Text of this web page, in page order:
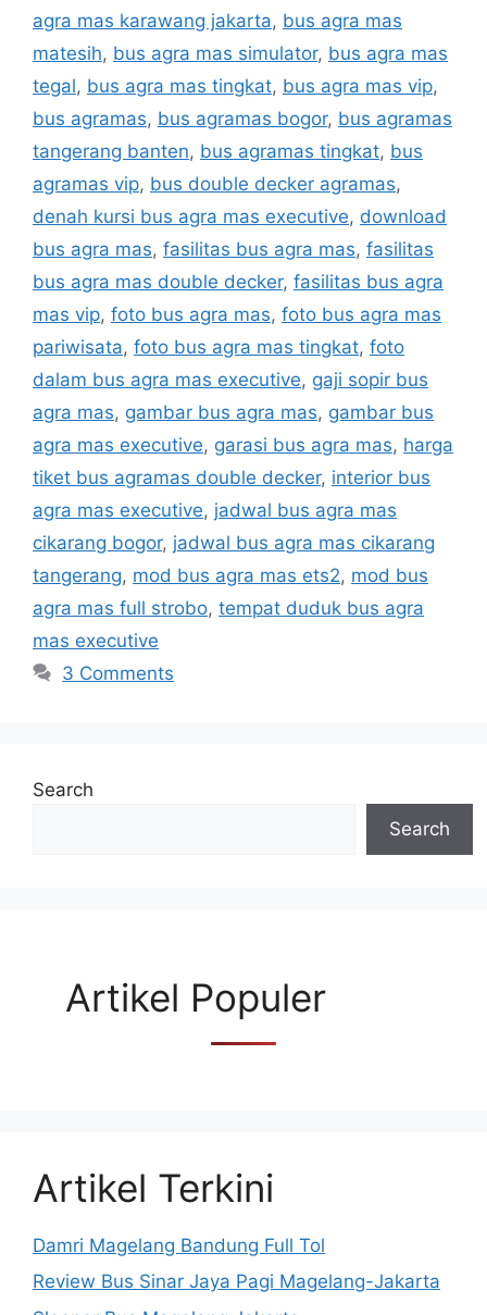
agra mas karawang jakarta, bus agra mas
matesih, bus agra mas simulator, bus agra mas
tegal, bus agra mas tingkat, bus agra mas vip,
bus agramas, bus agramas bogor, bus agramas
tangerang banten, bus agramas tingkat, bus
agramas vip, bus double decker agramas,
denah kursi bus agra mas executive, download
bus agra mas, fasilitas bus agra mas, fasilitas
bus agra mas double decker, fasilitas bus agra
mas vip, foto bus agra mas, foto bus agra mas
pariwisata, foto bus agra mas tingkat, foto
dalam bus agra mas executive, gaji sopir bus
agra mas, gambar bus agra mas, gambar bus
agra mas executive, garasi bus agra mas, harga
tiket bus agramas double decker, interior bus
agra mas executive, jadwal bus agra mas
cikarang bogor, jadwal bus agra mas cikarang
tangerang, mod bus agra mas ets2, mod bus
agra mas full strobo, tempat duduk bus agra
mas executive
3 Comments
Search
Search
Artikel Populer
Artikel Terkini
Damri Magelang Bandung Full Tol
Review Bus Sinar Jaya Pagi Magelang-Jakarta